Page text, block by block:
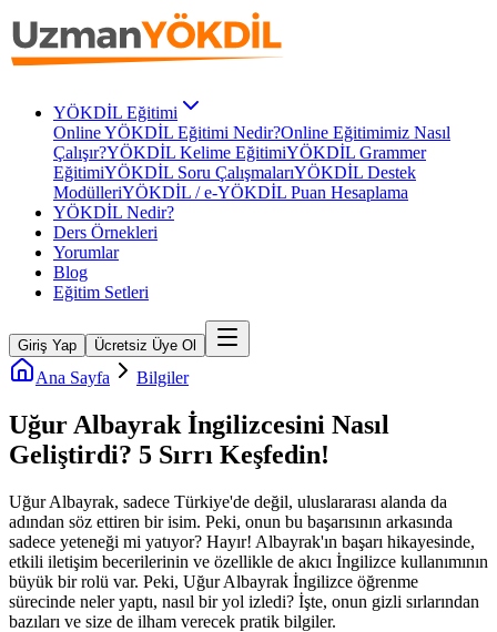
YÖKDİL Eğitimi
Online YÖKDİL Eğitimi Nedir?Online Eğitimimiz Nasıl
Çalışır?YÖKDİL Kelime EğitimiYÖKDİL Grammer
EğitimiYÖKDİL Soru ÇalışmalarıYÖKDİL Destek
ModülleriYÖKDİL / e-YÖKDİL Puan Hesaplama
YÖKDİL Nedir?
Ders Örnekleri
Yorumlar
Blog
Eğitim Setleri
Giriş Yap Ücretsiz Üye Ol
Ana Sayfa Bilgiler
Uğur Albayrak İngilizcesini Nasıl
Geliştirdi? 5 Sırrı Keşfedin!
Uğur Albayrak, sadece Türkiye'de değil, uluslararası alanda da
adından söz ettiren bir isim. Peki, onun bu başarısının arkasında
sadece yeteneği mi yatıyor? Hayır! Albayrak'ın başarı hikayesinde,
etkili iletişim becerilerinin ve özellikle de akıcı İngilizce kullanımının
büyük bir rolü var. Peki, Uğur Albayrak İngilizce öğrenme
sürecinde neler yaptı, nasıl bir yol izledi? İşte, onun gizli sırlarından
bazıları ve size de ilham verecek pratik bilgiler.